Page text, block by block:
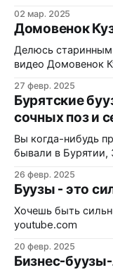
Как праздник
02 мар. 2025
Домовенок
Делюсь
видео Домовенок
процесс, который
вкусный рецепт дома! Вы когда-нибудь
съесть пельмень
плещется горячий
упустили. А если
27 февр. 2025
Бурятские
сочных поз и
Вы когда-нибудь
бывали в Бурятии,
часто называют в
"большие
феномен, блюдо-
26 февр. 2025
Буузы - это
Хочешь быть сильным -
youtube.com
20 февр. 2025
Бизнес-